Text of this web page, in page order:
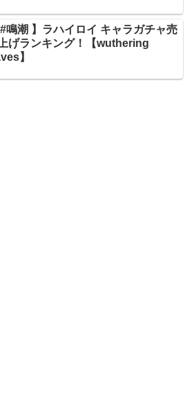
#鳴潮 】ラハイロイ キャラガチャ売
げランキング！【wuthering
】